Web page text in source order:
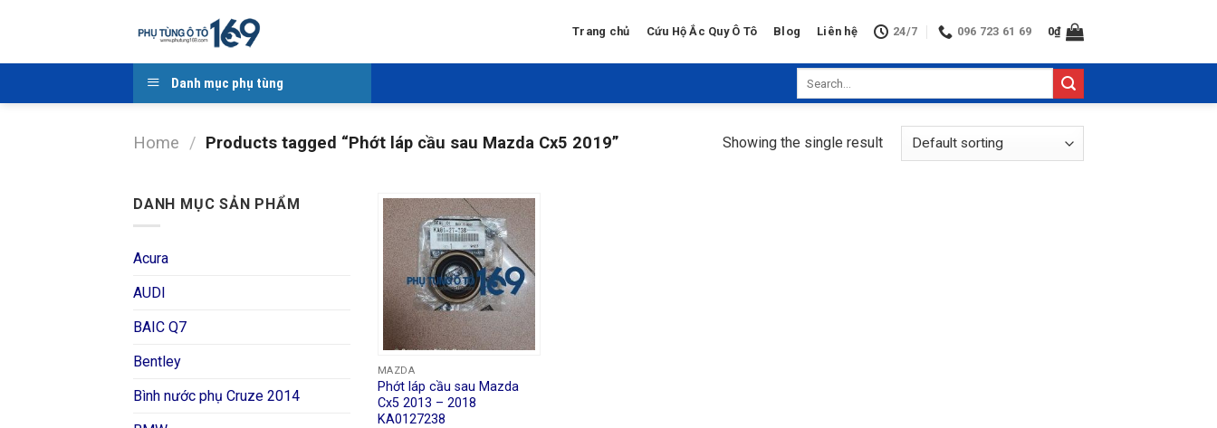
Trang chủ Cứu Hộ Ắc Quy Ô Tô Blog Liên hệ 24/7 096 723 61 69 0₫
Danh mục phụ tùng
Home / Products tagged “Phớt láp cầu sau Mazda Cx5 2019” Showing the single result
DANH MỤC SẢN PHẨM
Acura
AUDI
BAIC Q7
Bentley
Bình nước phụ Cruze 2014
MAZDA
Phớt láp cầu sau Mazda
Cx5 2013 – 2018
KA0127238